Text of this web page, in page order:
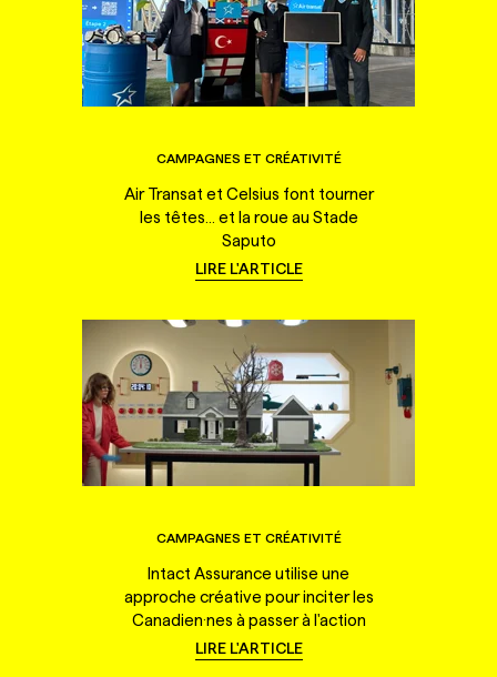
CAMPAGNES ET CRÉATIVITÉ
Air Transat et Celsius font tourner
les têtes... et la roue au Stade
Saputo
LIRE L'ARTICLE
CAMPAGNES ET CRÉATIVITÉ
Intact Assurance utilise une
approche créative pour inciter les
Canadien·nes à passer à l'action
LIRE L'ARTICLE